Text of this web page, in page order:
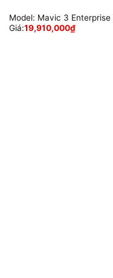
Model: Mavic 3 Enterprise
Giá:19,910,000₫